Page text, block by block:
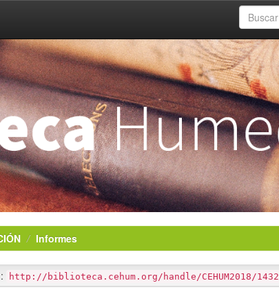
Informes
http://biblioteca.cehum.org/handle/CEHUM2018/1432